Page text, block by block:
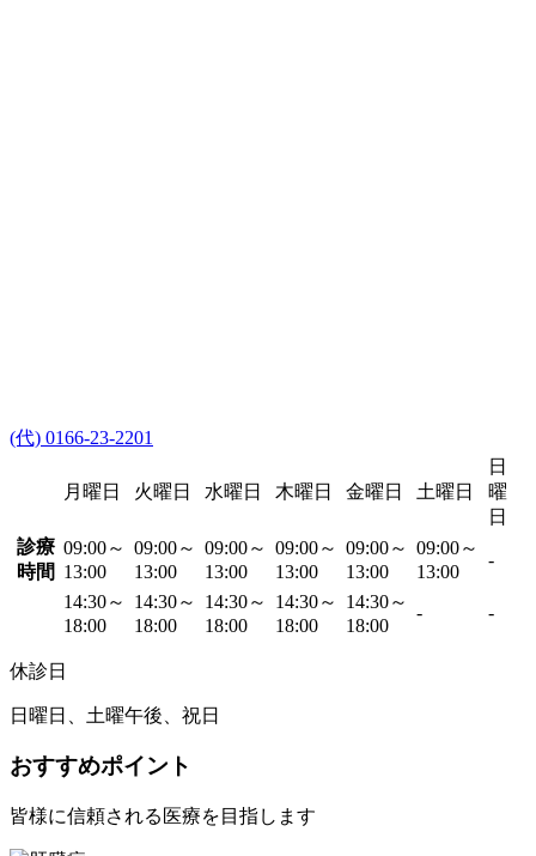
(代) 0166-23-2201
月曜日 火曜日 水曜日 木曜日 金曜日 土曜日
日
曜
日
診療
時間
09:00～
13:00
09:00～
13:00
09:00～
13:00
09:00～
13:00
09:00～
13:00
09:00～
13:00
-
14:30～
18:00
14:30～
18:00
14:30～
18:00
14:30～
18:00
14:30～
18:00
- -
休診日
日曜日、土曜午後、祝日
おすすめポイント
皆様に信頼される医療を目指します